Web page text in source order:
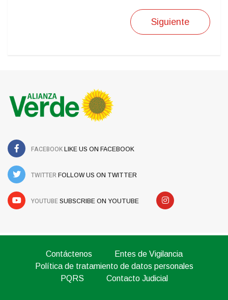
Siguiente
FACEBOOK LIKE US ON FACEBOOK
TWITTER FOLLOW US ON TWITTER
YOUTUBE SUBSCRIBE ON YOUTUBE
Contáctenos
Entes de Vigilancia
Política de tratamiento de datos personales
PQRS
Contacto Judicial